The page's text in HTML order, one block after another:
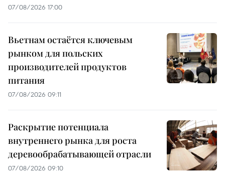
07/08/2026 17:00
Вьетнам остаётся ключевым
рынком для польских
производителей продуктов
питания
07/08/2026 09:11
Раскрытие потенциала
внутреннего рынка для роста
деревообрабатывающей отрасли
07/08/2026 09:10